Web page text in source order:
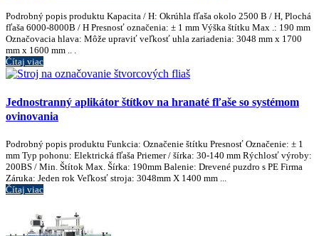
Podrobný popis produktu Kapacita / H: Okrúhla fľaša okolo 2500 B / H, Plochá
fľaša 6000-8000B / H Presnosť označenia: ± 1 mm Výška štítku Max .: 190 mm
Označovacia hlava: Môže upraviť veľkosť uhla zariadenia: 3048 mm x 1700
mm x 1600 mm .. .
Čítaj viac
Jednostranný aplikátor štítkov na hranaté fľaše so systémom
ovinovania
Podrobný popis produktu Funkcia: Označenie štítku Presnosť Označenie: ± 1
mm Typ pohonu: Elektrická fľaša Priemer / šírka: 30-140 mm Rýchlosť výroby:
200BS / Min. Štítok Max. Šírka: 190mm Balenie: Drevené puzdro s PE Firma
Záruka: Jeden rok Veľkosť stroja: 3048mm X 1400 mm ...
Čítaj viac